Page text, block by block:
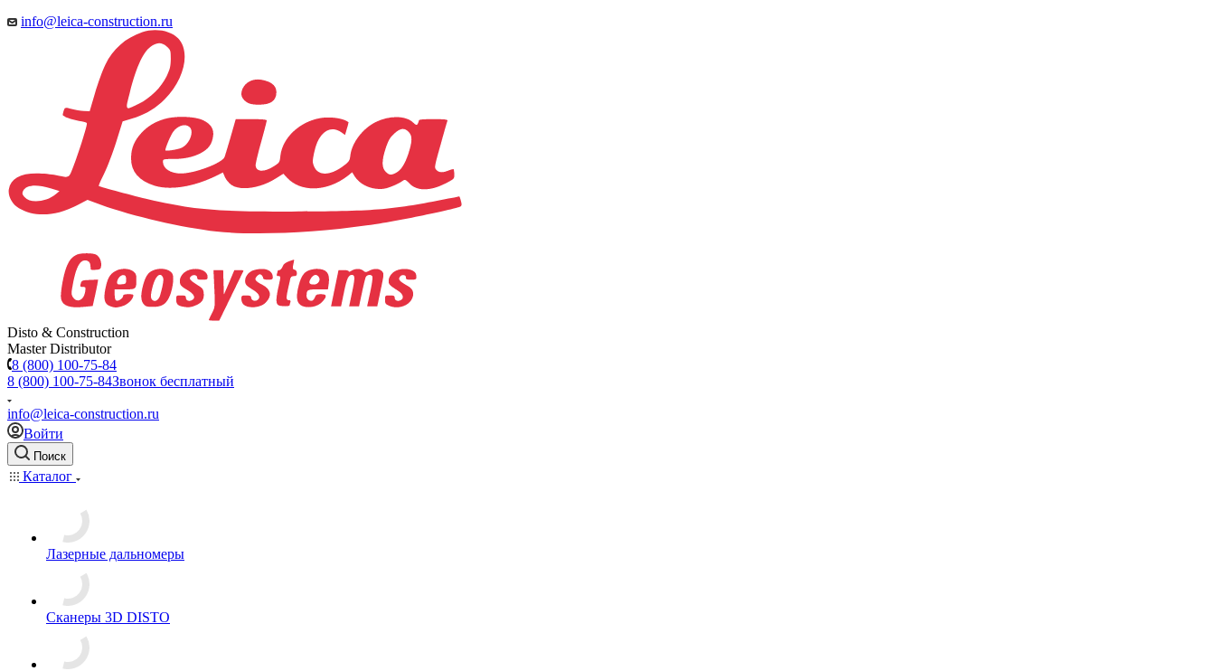
info@leica-construction.ru
Disto & Construction
Master Distributor
8 (800) 100-75-84
8 (800) 100-75-84Звонок бесплатный
info@leica-construction.ru
Войти
Поиск
Каталог
Лазерные дальномеры
Сканеры 3D DISTO